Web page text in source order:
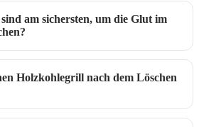
am sichersten, um die Glut im
Holzkohlegrill nach dem Löschen